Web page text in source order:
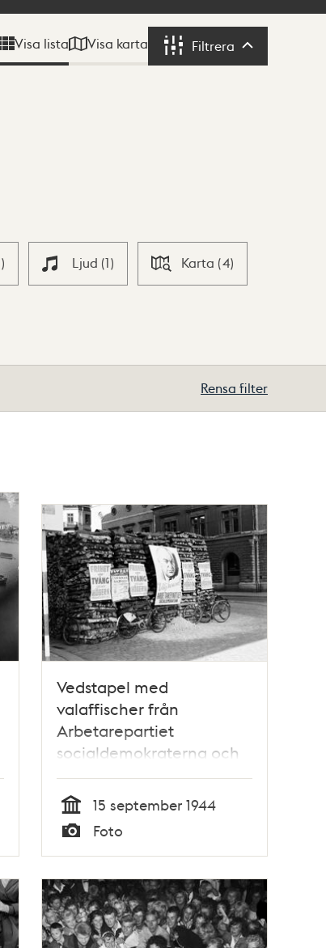
Visa lista Visa karta Filtrera Filtrera
) Ljud (1) Karta (4)
Rensa filter
Vedstapel med
valaffischer från
Arbetarepartiet
socialdemokraterna och
Högern, samt en affisch
från Gröna Lund
Tid
15 september 1944
Typ
Foto